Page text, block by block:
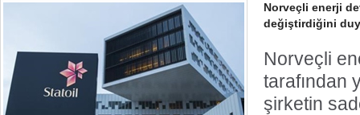
Norveçli enerji
değiştirdiğini
Norveçli
tarafından
şirketin